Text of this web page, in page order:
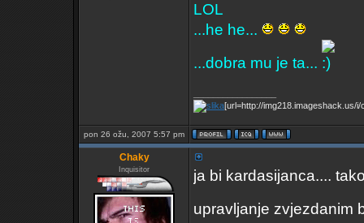
LOL
...he he...
...dobra mu je ta...
[url=http://img218.imageshack.us/i/
pon 26 ožu, 2007 5:57 pm
Chaky
Inquisitor
ja bi kardasijanca....
upravljanje zvjezdanim